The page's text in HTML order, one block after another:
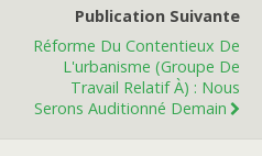
Publication Suivante
Réforme Du Contentieux De
L'urbanisme (Groupe De
Travail Relatif À) : Nous
Serons Auditionné Demain